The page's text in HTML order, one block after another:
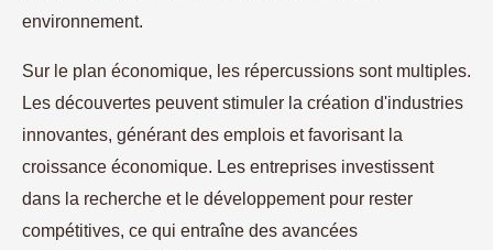
environnement.
Sur le plan économique, les répercussions sont multiples.
Les découvertes peuvent stimuler la création d'industries
innovantes, générant des emplois et favorisant la
croissance économique. Les entreprises investissent
dans la recherche et le développement pour rester
compétitives, ce qui entraîne des avancées